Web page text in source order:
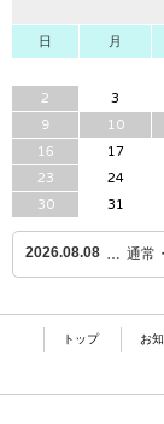
日 月
2
3
9
10
16
17
23
24
30
31
2026.08.08 通常
トップ お